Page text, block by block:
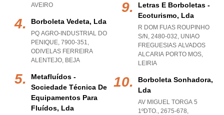
AVEIRO
Borboleta Vedeta, Lda
PQ AGRO-INDUSTRIAL DO
PENIQUE, 7900-351,
ODIVELAS FERREIRA
ALENTEJO, BEJA
Metafluídos -
Sociedade Técnica De
Equipamentos Para
Fluídos, Lda
Letras E Borboletas -
Ecoturismo, Lda
R DOM FUAS ROUPINHO
S/N, 2480-032, UNIAO
FREGUESIAS ALVADOS
ALCARIA PORTO MOS,
LEIRIA
Borboleta Sonhadora,
Lda
AV MIGUEL TORGA 5
1ºDTO., 2675-678,